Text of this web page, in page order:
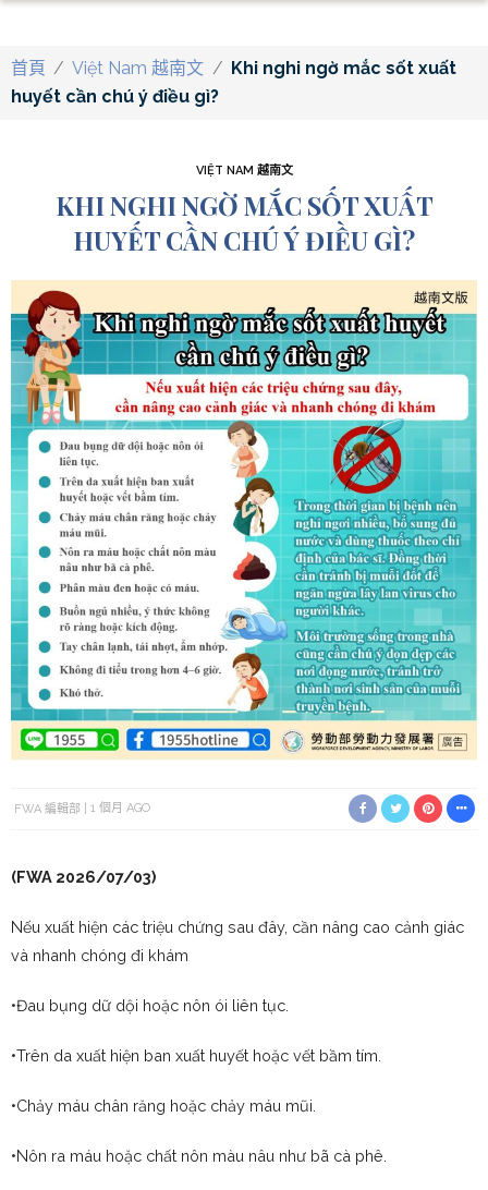
首頁 / Việt Nam 越南文 / Khi nghi ngờ mắc sốt xuất
huyết cần chú ý điều gì?
VIỆT NAM 越南文
KHI NGHI NGỜ MẮC SỐT XUẤT
HUYẾT CẦN CHÚ Ý ĐIỀU GÌ?
FWA 編輯部 1 個月 AGO
(FWA 2026/07/03)
Nếu xuất hiện các triệu chứng sau đây, cần nâng cao cảnh giác
và nhanh chóng đi khám
•Đau bụng dữ dội hoặc nôn ói liên tục.
•Trên da xuất hiện ban xuất huyết hoặc vết bầm tím.
•Chảy máu chân răng hoặc chảy máu mũi.
•Nôn ra máu hoặc chất nôn màu nâu như bã cà phê.